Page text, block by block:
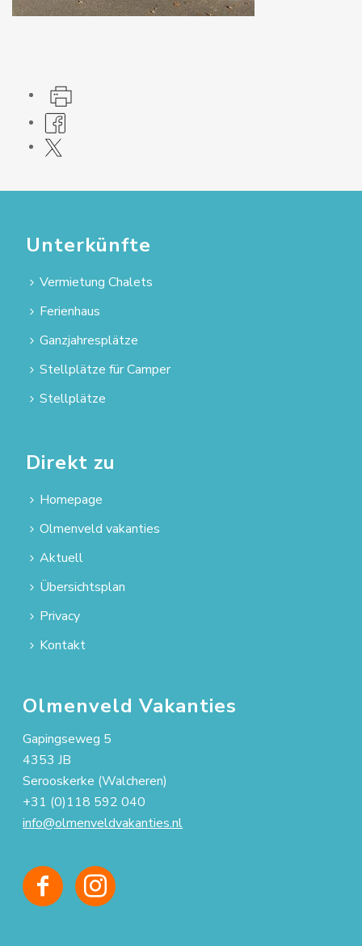
Unterkünfte
Vermietung Chalets
Ferienhaus
Ganzjahresplätze
Stellplätze für Camper
Stellplätze
Direkt zu
Homepage
Olmenveld vakanties
Aktuell
Übersichtsplan
Privacy
Kontakt
Olmenveld Vakanties
Gapingseweg 5
4353 JB
Serooskerke (Walcheren)
+31 (0)118 592 040
info@olmenveldvakanties.nl